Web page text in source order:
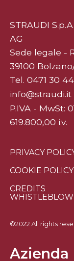
STRAUDI
AG
Sede legale -
39100
Tel. 0471 30 44
info@straudi.it
P.IVA - MwSt:
619.800,00 i.v.
PRIVACY
COOKIE POLICY
CREDITS
©2022 All rights
Azienda